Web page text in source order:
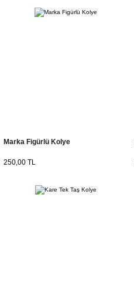
Marka Figürlü Kolye
250,00 TL